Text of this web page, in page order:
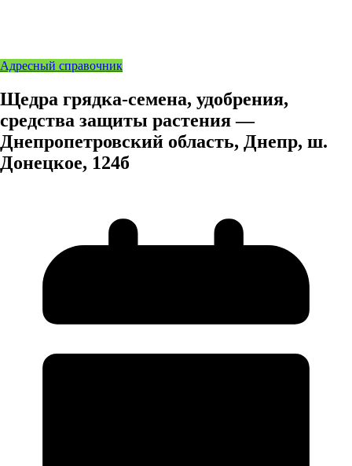
Адресный справочник
Щедра грядка-семена, удобрения,
средства защиты растения —
Днепропетровский область, Днепр, ш.
Донецкое, 124б